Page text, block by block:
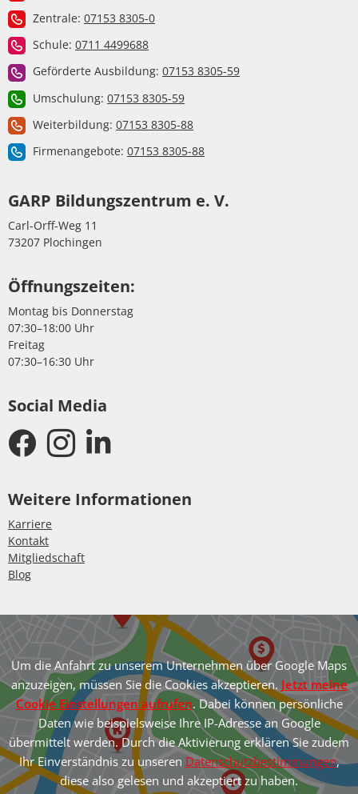
Zentrale: 07153 8305-0
Schule: 0711 4499688
Geförderte Ausbildung: 07153 8305-59
Umschulung: 07153 8305-59
Weiterbildung: 07153 8305-88
Firmenangebote: 07153 8305-88
GARP Bildungszentrum e. V.
Carl-Orff-Weg 11
73207 Plochingen
Öffnungszeiten:
Montag bis Donnerstag
07:30–18:00 Uhr
Freitag
07:30–16:30 Uhr
Social Media
Weitere Informationen
Karriere
Kontakt
Mitgliedschaft
Blog
Um die Anfahrt zu unserem Unternehmen über Google Maps
anzuzeigen, müssen Sie die Cookies akzeptieren. Jetzt meine
Cookie Einstellungen aufrufen. Dabei können persönliche
Daten wie beispielsweise Ihre IP-Adresse an Google
übermittelt werden. Durch die Aktivierung erklären Sie zudem
Ihr Einverständnis zu unseren Datenschutzbestimmungen,
diese also gelesen und akzeptiert zu haben.